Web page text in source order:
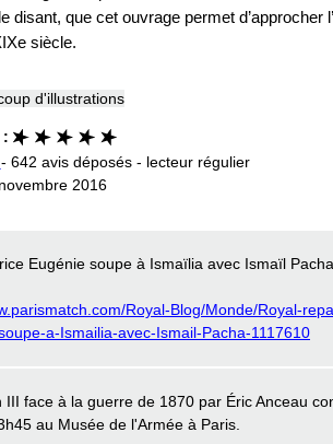
disant, que cet ouvrage permet d’approcher
siècle.
d'illustrations
:
- 642 avis déposés - lecteur régulier
2016
Eugénie soupe à Ismaïlia avec Ismaïl Pacha
Royal-Blog/Monde/Royal-
a-Ismailia-avec-Ismail-Pacha-1117610
III face à la guerre de 1870 par Éric Anceau
au Musée de l'Armée à Paris.